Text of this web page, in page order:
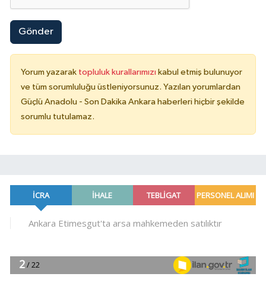
Gönder
Yorum yazarak topluluk kurallarımızı kabul etmiş bulunuyor
ve tüm sorumluluğu üstleniyorsunuz. Yazılan yorumlardan
Güçlü Anadolu - Son Dakika Ankara haberleri hiçbir şekilde
sorumlu tutulamaz.